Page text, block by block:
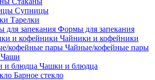
Супницы
Тарелки
Формы для запекания
Чайники и кофейники
Чайные/кофейные пары
Чаши
Чашки и блюдца
Барное стекло